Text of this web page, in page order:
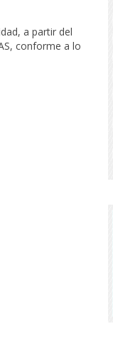
a partir del
conforme a lo